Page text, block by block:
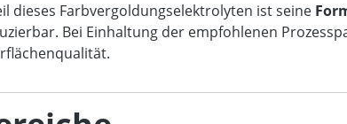
dieses Farbvergoldungselektrolyten ist seine
Bei Einhaltung der empfohlenen